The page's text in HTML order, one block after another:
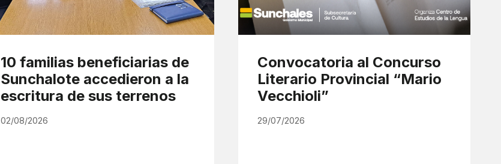
10 familias beneficiarias de
Sunchalote accedieron a la
escritura de sus terrenos
02/08/2026
Convocatoria al Concurso
Literario Provincial “Mario
Vecchioli”
29/07/2026